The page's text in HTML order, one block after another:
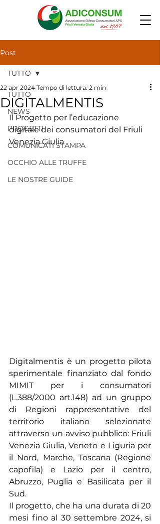
Post
TUTTO
NEWS
PROGETTI
COMUNICATI STAMPA
OCCHIO ALLE TRUFFE
LE NOSTRE GUIDE
TUTTO
DIGITALMENTIS
22 apr 2024 Tempo di lettura: 2 min
Il Progetto per l’educazione
digitale dei consumatori del Friuli
Venezia Giulia
Digitalmentis è un progetto pilota
sperimentale finanziato dal fondo
MIMIT per i consumatori
(L.388/2000 art.148) ad un gruppo
di Regioni rappresentative del
territorio italiano selezionate
attraverso un avviso pubblico: Friuli
Venezia Giulia, Veneto e Liguria per
il Nord, Marche, Toscana (Regione
capofila) e Lazio per il centro,
Abruzzo, Puglia e Basilicata per il
Sud.
Il progetto, che ha una durata di 20
mesi fino al 30 settembre 2024, si